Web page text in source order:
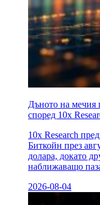
Дъното на мечия
според 10x
10x Research
Биткойн през
долара, докато
наближаващо
2026-08-04